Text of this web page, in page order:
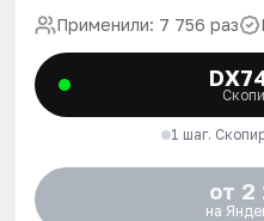
Применили: 7 756 раз
1 шаг.
от 2
на